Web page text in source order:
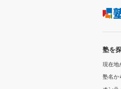
塾を
現在地
塾名か